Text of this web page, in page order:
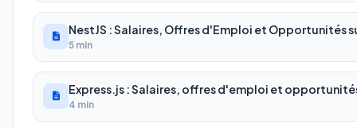
NestJS : Salaires, Offres d'Emploi et Opportunités
5 min
Express.js : Salaires, offres d'emploi et
4 min